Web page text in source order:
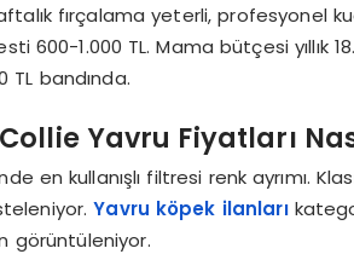
fırçalama yeterli, profesyonel
600-1.000 TL. Mama bütçesi yıllık
TL bandında.
Yavru Fiyatları
en kullanışlı filtresi renk ayrımı.
Yavru köpek ilanları
görüntüleniyor.